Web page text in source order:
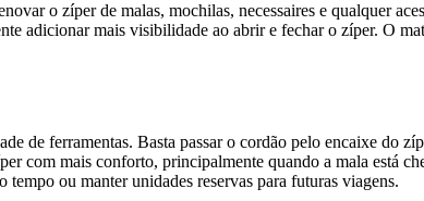
o zíper de malas, mochilas, necessaires e qualquer
adicionar mais visibilidade ao abrir e fechar o zíper. O
de ferramentas. Basta passar o cordão pelo encaixe do
com mais conforto, principalmente quando a mala está
ou manter unidades reservas para futuras viagens.